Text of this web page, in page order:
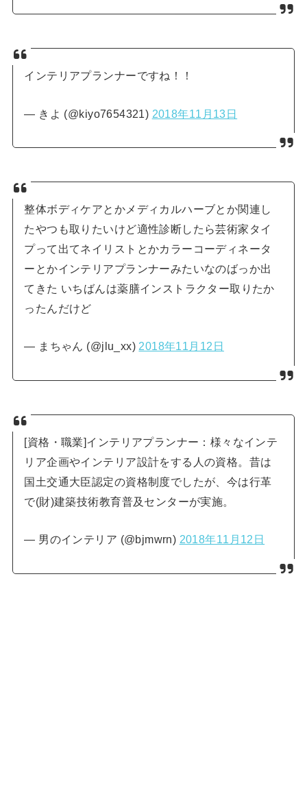
インテリアプランナーですね！！
— きよ (@kiyo7654321) 2018年11月13日
整体ボディケアとかメディカルハーブとか関連し
たやつも取りたいけど適性診断したら芸術家タイ
プって出てネイリストとかカラーコーディネータ
ーとかインテリアプランナーみたいなのばっか出
てきた いちばんは薬膳インストラクター取りたか
ったんだけど
— まちゃん (@jlu_xx) 2018年11月12日
[資格・職業]インテリアプランナー：様々なインテ
リア企画やインテリア設計をする人の資格。昔は
国土交通大臣認定の資格制度でしたが、今は行革
で(財)建築技術教育普及センターが実施。
— 男のインテリア (@bjmwrn) 2018年11月12日